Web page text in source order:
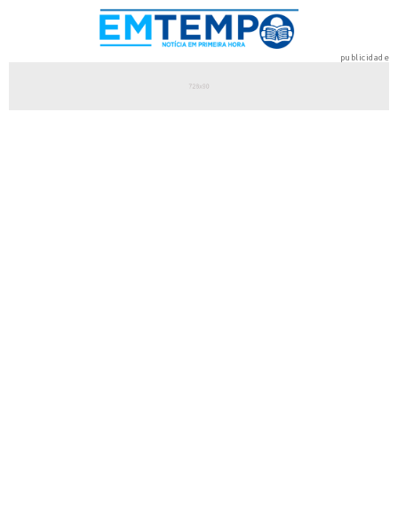
publicidade